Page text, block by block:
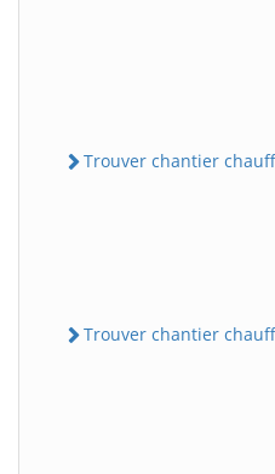
Trouver chantier
Trouver chantier